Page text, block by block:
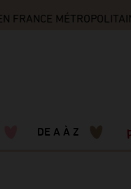
DE A À Z